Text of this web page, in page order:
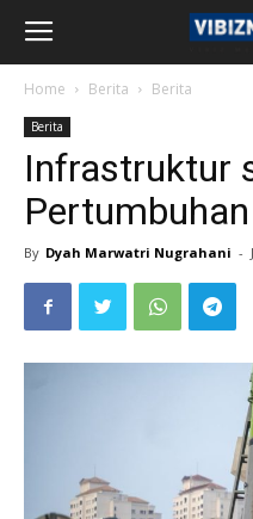
Home Berita Berita
Berita
Infrastruktur
By Dyah Marwatri Nugrahani -